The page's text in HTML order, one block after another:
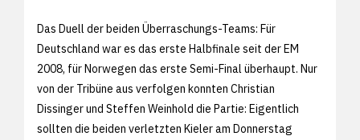
Das Duell der beiden Überraschungs-Teams: Für
Deutschland war es das erste Halbfinale seit der EM
2008, für Norwegen das erste Semi-Final überhaupt. Nur
von der Tribüne aus verfolgen konnten Christian
Dissinger und Steffen Weinhold die Partie: Eigentlich
sollten die beiden verletzten Kieler am Donnerstag